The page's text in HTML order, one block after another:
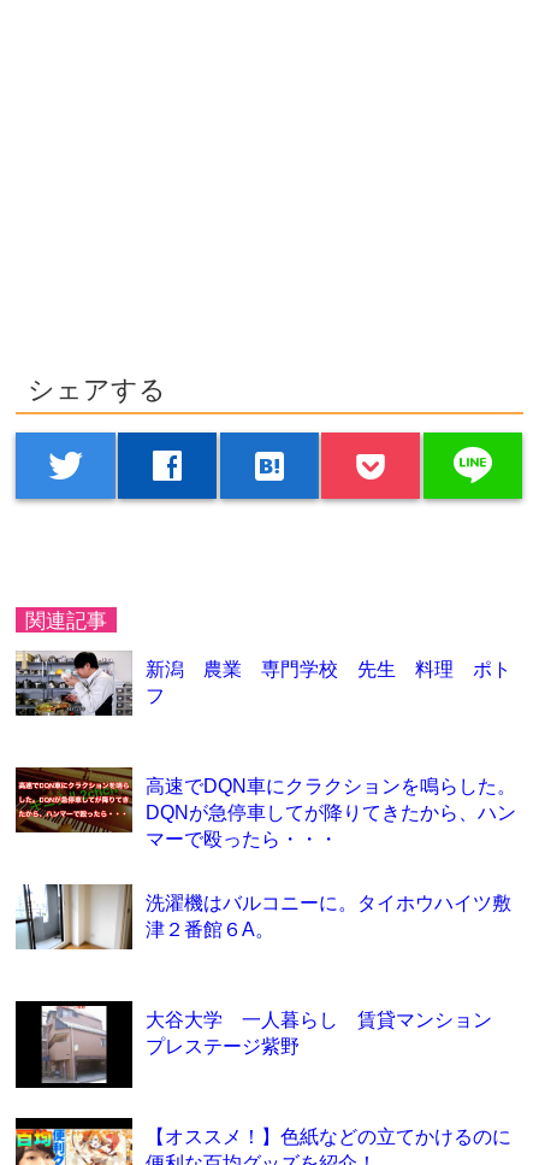
シェアする
twitter facebook hatenabookmark line
関連記事
新潟 農業 専門学校 先生 料理 ポト
フ
高速でDQN車にクラクションを鳴らした。
DQNが急停車してが降りてきたから、ハン
マーで殴ったら・・・
洗濯機はバルコニーに。タイホウハイツ敷
津２番館６A。
大谷大学 一人暮らし 賃貸マンション
プレステージ紫野
【オススメ！】色紙などの立てかけるのに